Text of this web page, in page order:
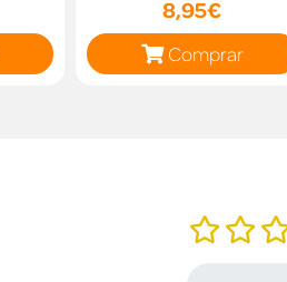
8,95€
Comprar